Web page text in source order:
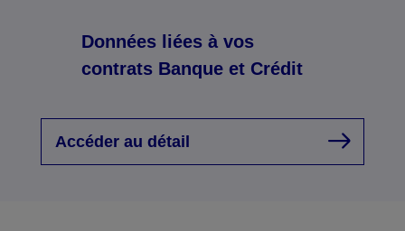
Données liées à vos
contrats Banque et Crédit
Accéder au détail